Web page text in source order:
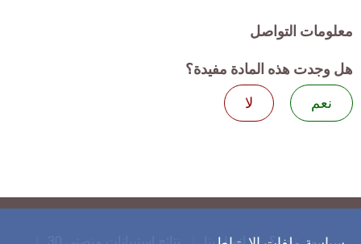
معلومات التواصل
هل وجدت هذه المادة مفيدة؟
نعم
لا